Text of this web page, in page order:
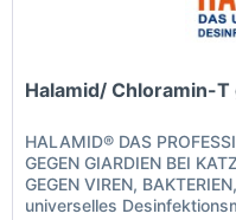
Halamid/ Chloramin-
HALAMID® DAS
GEGEN GIARDIEN BEI
GEGEN VIREN,
universelles